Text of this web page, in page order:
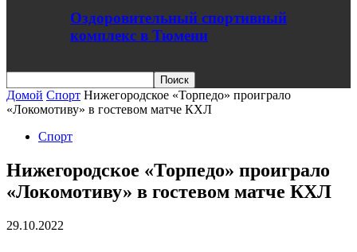
Оздоровительный спортивный
комплекс в Тюмени
Домой Спорт Нижегородское «Торпедо» проиграло
«Локомотиву» в гостевом матче КХЛ
Спорт
Нижегородское «Торпедо» проиграло
«Локомотиву» в гостевом матче КХЛ
29.10.2022